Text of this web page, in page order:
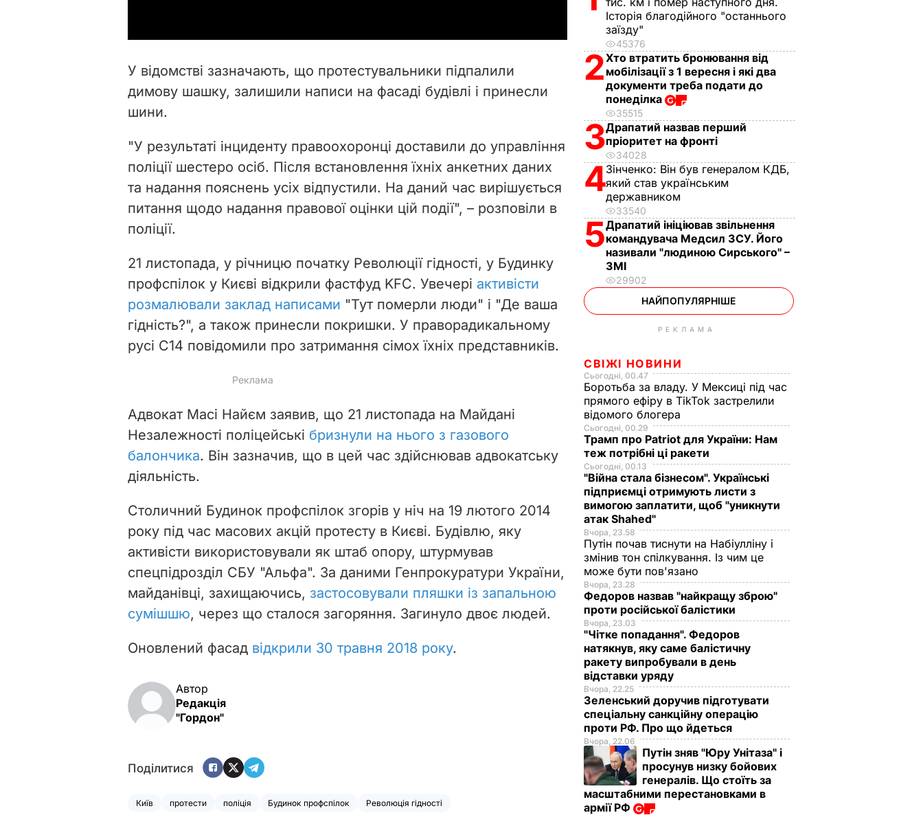
i
e
o
У відомстві зазначають, що протестувальники підпалили
димову шашку, залишили написи на фасаді будівлі і принесли
шини.
"У результаті інциденту правоохоронці доставили до управління
поліції шестеро осіб. Після встановлення їхніх анкетних даних
та надання пояснень усіх відпустили. На даний час вирішується
питання щодо надання правової оцінки цій події", – розповіли в
поліції.
21 листопада, у річницю початку Революції гідності, у Будинку
профспілок у Києві відкрили фастфуд KFC. Увечері активісти
розмалювали заклад написами "Тут померли люди" і "Де ваша
гідність?", а також принесли покришки. У праворадикальному
русі С14 повідомили про затримання сімох їхніх представників.
Адвокат Масі Найєм заявив, що 21 листопада на Майдані
Незалежності поліцейські бризнули на нього з газового
балончика. Він зазначив, що в цей час здійснював адвокатську
діяльність.
Столичний Будинок профспілок згорів у ніч на 19 лютого 2014
року під час масових акцій протесту в Києві. Будівлю, яку
активісти використовували як штаб опору, штурмував
спецпідрозділ СБУ "Альфа". За даними Генпрокуратури України,
майданівці, захищаючись, застосовували пляшки із запальною
сумішшю, через що сталося загоряння. Загинуло двоє людей.
Оновлений фасад відкрили 30 травня 2018 року.
Автор
Редакція
"Гордон"
Поділитися
Київ протести поліція Будинок профспілок Революція гідності
Історія благодійного "останнього
заїзду"
45376
2Хто втратить бронювання від
мобілізації з 1 вересня і які два
документи треба подати до
понеділка
35515
3Драпатий назвав перший
пріоритет на фронті
34028
4Зінченко: Він був генералом КДБ,
який став українським
державником
33540
5Драпатий ініціював звільнення
командувача Медсил ЗСУ. Його
називали "людиною Сирського" –
ЗМІ
29902
НАЙПОПУЛЯРНІШЕ
РЕКЛАМА
СВІЖІ НОВИНИ
Сьогодні, 00.47
Боротьба за владу. У Мексиці під час
прямого ефіру в TikTok застрелили
відомого блогера
Сьогодні, 00.29
Трамп про Patriot для України: Нам
теж потрібні ці ракети
Сьогодні, 00.13
"Війна стала бізнесом". Українські
підприємці отримують листи з
вимогою заплатити, щоб "уникнути
атак Shahed"
Вчора, 23.58
Путін почав тиснути на Набіулліну і
змінив тон спілкування. Із чим це
може бути пов'язано
Вчора, 23.28
Федоров назвав "найкращу зброю"
проти російської балістики
Вчора, 23.03
"Чітке попадання". Федоров
натякнув, яку саме балістичну
ракету випробували в день
відставки уряду
Вчора, 22.25
Зеленський доручив підготувати
спеціальну санкційну операцію
проти РФ. Про що йдеться
Вчора, 22.06
Путін зняв "Юру Унітаза" і
просунув низку бойових
генералів. Що стоїть за
масштабними перестановками в
армії РФ